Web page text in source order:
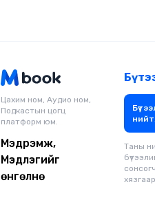
Цахим ном, Аудио ном,
Подкастын цогц
платформ юм.
Мэдрэмж,
Мэдлэгийг
өнгөлнө
Таны